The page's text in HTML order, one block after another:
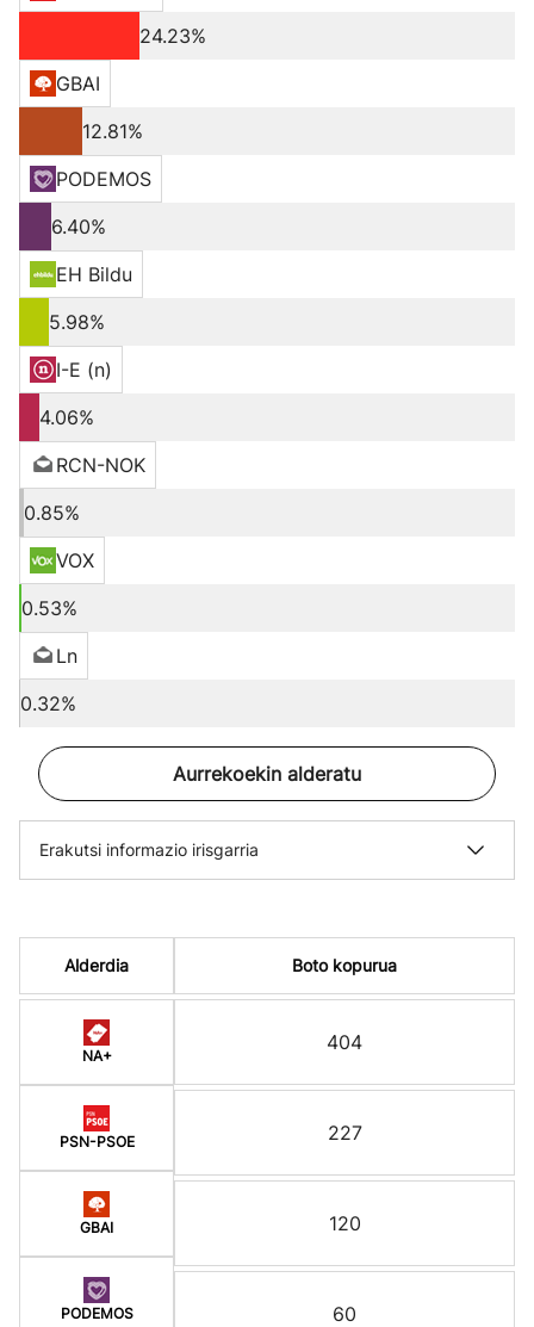
24.23%
GBAI
12.81%
PODEMOS
6.40%
EH Bildu
5.98%
I-E (n)
4.06%
RCN-NOK
0.85%
VOX
0.53%
Ln
0.32%
Aurrekoekin alderatu
Erakutsi informazio irisgarria
Alderdia
NA+
PSN-PSOE
GBAI
PODEMOS
Boto kopurua
404
227
120
60